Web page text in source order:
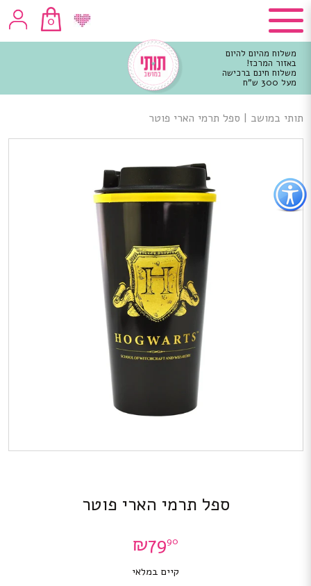
כפתור
לפתיחת
תפריט
נגישות
0
משלוח מהיום להיום
באזור המרכז!
משלוח חינם ברכישה
מעל 300 ש"ח
מרכזי
תותי במושב | ספל תרמי הארי פוטר
ספל תרמי הארי פוטר
₪7990
קיים במלאי